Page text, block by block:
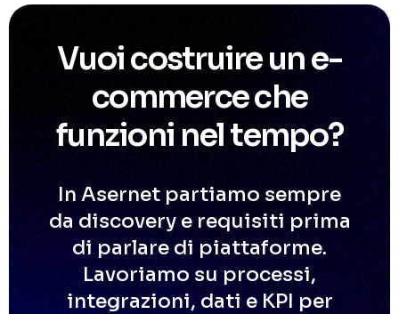
Vuoi costruire un e-
commerce che
funzioni nel tempo?
In Asernet partiamo sempre
da discovery e requisiti prima
di parlare di piattaforme.
Lavoriamo su processi,
integrazioni, dati e KPI per